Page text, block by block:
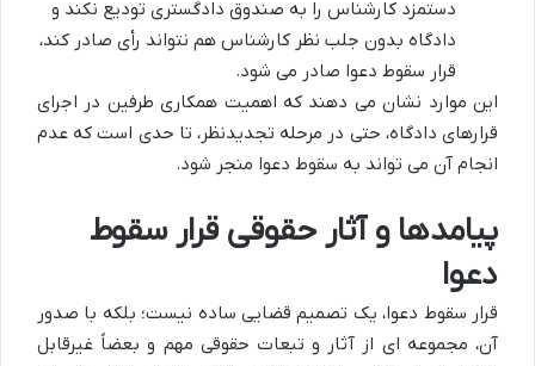
دستمزد کارشناس را به صندوق دادگستری تودیع نکند و
دادگاه بدون جلب نظر کارشناس هم نتواند رأی صادر کند،
قرار سقوط دعوا صادر می شود.
این موارد نشان می دهند که اهمیت همکاری طرفین در اجرای
قرارهای دادگاه، حتی در مرحله تجدیدنظر، تا حدی است که عدم
انجام آن می تواند به سقوط دعوا منجر شود.
پیامدها و آثار حقوقی قرار سقوط
دعوا
قرار سقوط دعوا، یک تصمیم قضایی ساده نیست؛ بلکه با صدور
آن، مجموعه ای از آثار و تبعات حقوقی مهم و بعضاً غیرقابل